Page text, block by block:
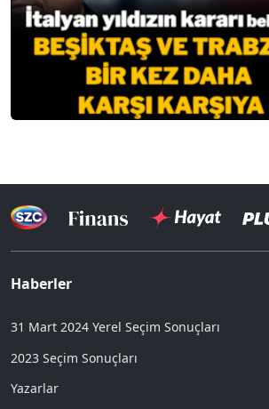
Haberler
31 Mart 2024 Yerel Seçim Sonuçları
2023 Seçim Sonuçları
Yazarlar